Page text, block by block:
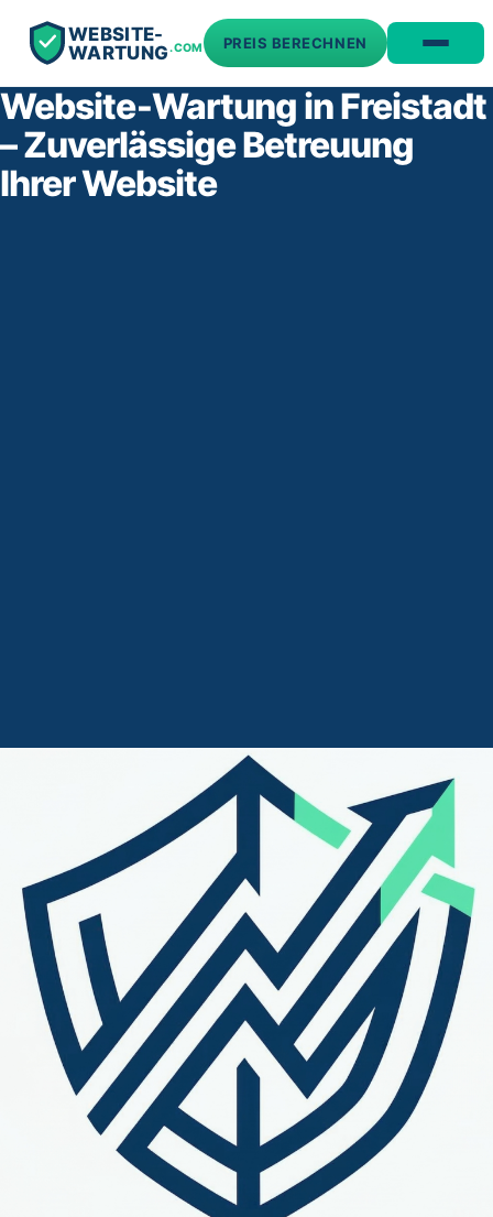
WEBSITE-
WARTUNG.COM PREIS BERECHNEN
Website‑Wartung in Freistadt
– Zuverlässige Betreuung
Ihrer Website